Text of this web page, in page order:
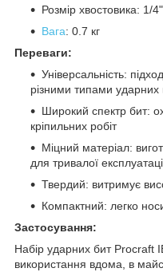
Розмір хвостовика: 1/
Вага: 0.7 кг
Переваги:
Універсальність:
різними типами ударних
Широкий спектр бит:
кріпильних робіт
Міцний матеріал:
для тривалої
Твердий: витримує
Компактний: легко
Застосування:
Набір ударних бит Procraft
використання вдома, в